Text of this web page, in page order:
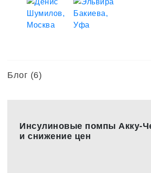
Блог (6)
Инсулиновые помпы Акку-
и снижение цен